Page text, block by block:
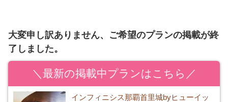
大変申し訳ありません、ご希望のプランの掲載が終
了しました。
＼最新の掲載中プランはこちら／
インフィニシス那覇首里城byヒューイッ